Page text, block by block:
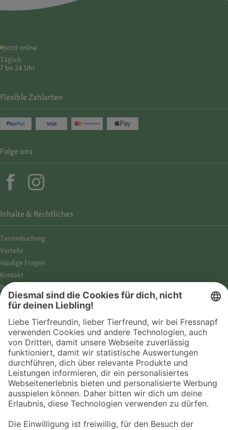
Jetzt online
Täglich
7 bis 24 Uhr
Inhalte & Rechtliches
Termin­buchung
Vorteile
Häufige Fragen
Kontakt
Barrierefreiheit
Impressum
Datenschutz­hinweise
Cookies
AGB
Entdecke Fressnapf
Tierversicherung
GPS-Tracker
Fressnapf Salon
Online-Shop
Flexible Zahlarten
Folge uns